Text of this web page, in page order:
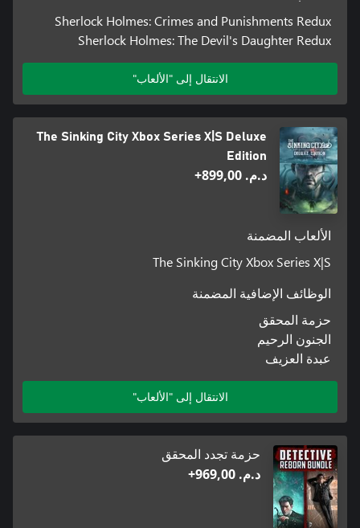
Sherlock Holmes: Crimes and Punishments Redux
Sherlock Holmes: The Devil's Daughter Redux
الانتقال إلى "الألعاب"
The Sinking City Xbox Series X|S Deluxe
Edition
د.م.‏ 899,00+
الألعاب المضمنة
The Sinking City Xbox Series X|S
الوظائف الإضافية المضمنة
حزمة المحقق
الجنون الرحيم
عبدة العزيف
الانتقال إلى "الألعاب"
حزمة تجدد المحقق
د.م.‏ 969,00+